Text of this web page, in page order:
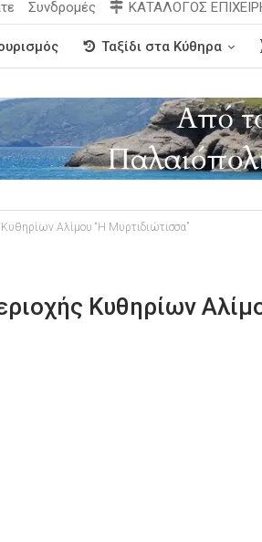
Συνδρομές ΚΑΤΑΛΟΓΟΣ
Ταξίδι στα Κύθηρα
Αλίμου “Η Μυρτιδιώτισσα”
Κυθηρίων